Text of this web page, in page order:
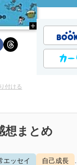
付ける
想まとめ
エッセイ 自己成長